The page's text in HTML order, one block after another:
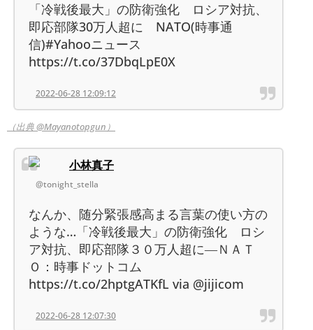
「冷戦後最大」の防衛強化 ロシア対抗、
即応部隊30万人超に NATO(時事通
信)#Yahooニュース
https://t.co/37DbqLpE0X
2022-06-28 12:09:12
（出典 @Mayanotopgun）
小林真子
@tonight_stella
なんか、随分緊張感高まる言葉の使い方の
ような…「冷戦後最大」の防衛強化 ロシ
ア対抗、即応部隊３０万人超に―ＮＡＴ
Ｏ：時事ドットコム
https://t.co/2hptgATKfL via @jijicom
2022-06-28 12:07:30